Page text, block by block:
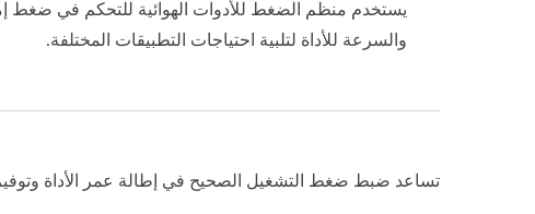
يستخدم منظم الضغط للأدوات الهوائية للتحكم في ضغط
والسرعة للأداة لتلبية احتياجات التطبيقات المختلفة.
تساعد ضبط ضغط التشغيل الصحيح في إطالة عمر الأداة